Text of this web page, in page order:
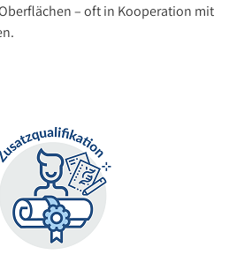
– oft in Kooperation mit